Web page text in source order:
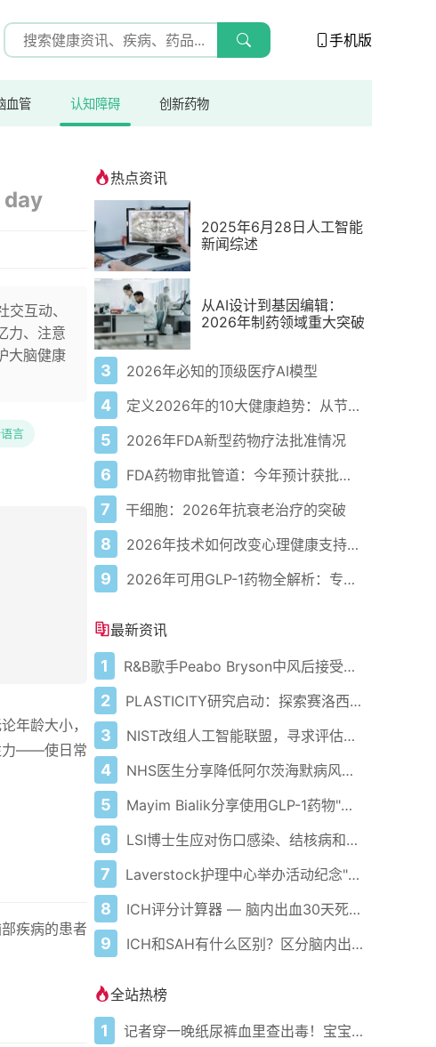
手机版
血管 认知障碍 创新药物
互动、
力、注意
大脑健康
言
年龄大小，
力——使日常
疾病的患者
热点资讯
2025年6月28日人工智能
新闻综述
从AI设计到基因编辑：
2026年制药领域重大突破
3 2026年必知的顶级医疗AI模型
4 定义2026年的10大健康趋势：从节律健康到冷热交替疗法
5 2026年FDA新型药物疗法批准情况
6 FDA药物审批管道：今年预计获批的关键新疗法
7 干细胞：2026年抗衰老治疗的突破
8 2026年技术如何改变心理健康支持的获取方式
9 2026年可用GLP-1药物全解析：专家指南
最新资讯
1 R&B歌手Peabo Bryson中风后接受医疗护理
2 PLASTICITY研究启动：探索赛洛西宾对健康老龄化的潜在影响
3 NIST改组人工智能联盟，寻求评估安全性和有效性的新见解
4 NHS医生分享降低阿尔茨海默病风险方法 乔恩·雪诺确诊患病
5 Mayim Bialik分享使用GLP-1药物"噩梦"经历 包括"爆炸性腹泻"等严重副作用
6 LSI博士生应对伤口感染、结核病和癌症挑战
7 Laverstock护理中心举办活动纪念"痴呆症行动周"
8 ICH评分计算器 — 脑内出血30天死亡率评估
9 ICH和SAH有什么区别？区分脑内出血与蛛网膜下腔出血
全站热榜
1 记者穿一晚纸尿裤血里查出毒！宝宝血液浓度竟是成人的5倍？